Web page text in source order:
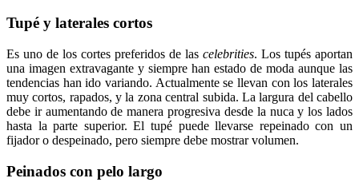
Tupé y laterales cortos
Es uno de los cortes preferidos de las celebrities. Los tupés aportan
una imagen extravagante y siempre han estado de moda aunque las
tendencias han ido variando. Actualmente se llevan con los laterales
muy cortos, rapados, y la zona central subida. La largura del cabello
debe ir aumentando de manera progresiva desde la nuca y los lados
hasta la parte superior. El tupé puede llevarse repeinado con un
fijador o despeinado, pero siempre debe mostrar volumen.
Peinados con pelo largo